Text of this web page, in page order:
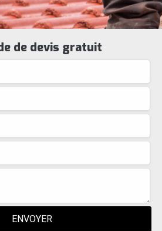
de devis gratuit